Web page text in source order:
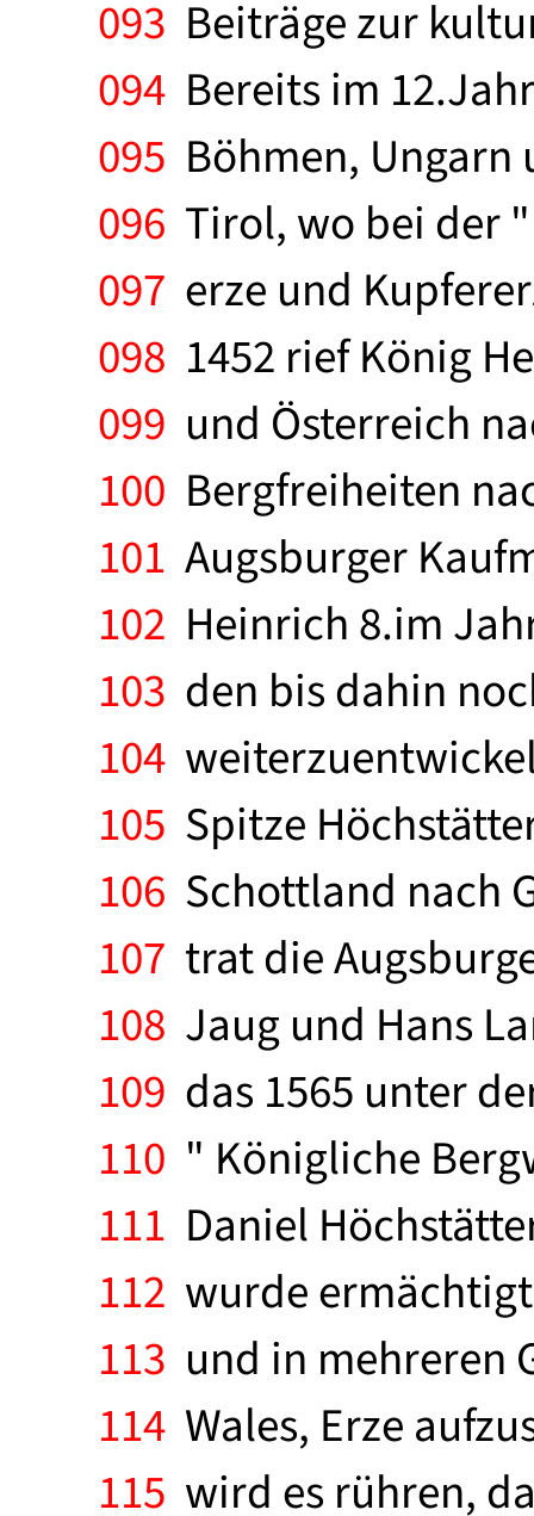
093 Beiträge zur
094 Bereits im
095 Böhmen,
096 Tirol, wo bei der
097 erze und
098 1452 rief König
099 und Österreich
100 Bergfreiheiten
101 Augsburger
102 Heinrich 8.im
103 den bis dahin
104
105 Spitze
106 Schottland nach
107 trat die
108 Jaug und Hans
109 das 1565 unter
110 " Königliche
111 Daniel
112 wurde
113 und in mehreren
114 Wales, Erze
115 wird es rühren,